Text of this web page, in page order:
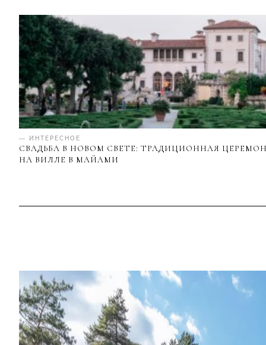
— ИНТЕРЕСНОЕ
СВАДЬБА В НОВОМ СВЕТЕ: ТРАДИЦИОННАЯ
НА ВИЛЛЕ В МАЙАМИ